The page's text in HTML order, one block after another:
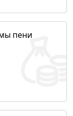
пени